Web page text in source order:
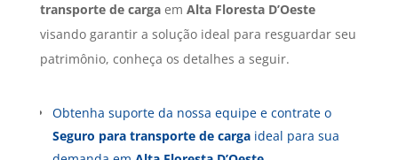
transporte de cargaem Alta Floresta D’Oeste
visando garantir a solução ideal para resguardar seu
patrimônio, conheça os detalhes a seguir.
Obtenha suporte da nossa equipe e contrate o
Seguro para transporte de cargaideal para sua